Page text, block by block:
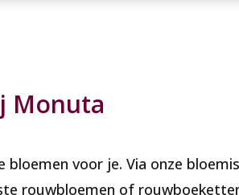
Monuta
voor je. Via onze
rouwbloemen of